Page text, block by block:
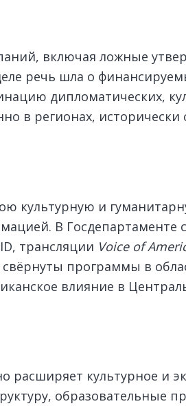
включая ложные
речь шла о
дипломатических,
в регионах, исторически
культурную и
В Госдепартаменте
трансляции Voice of
программы в
влияние в
культурное и
образовательные